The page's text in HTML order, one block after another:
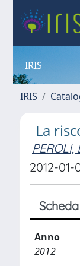
IRIS
IRIS
La
PEROLI,
2012-01-
Anno
2012